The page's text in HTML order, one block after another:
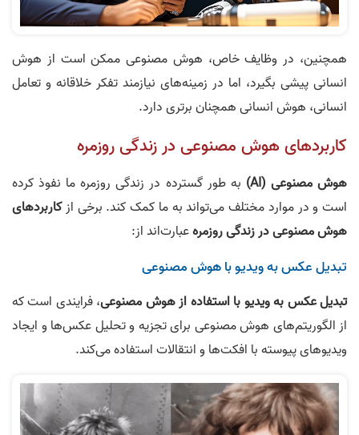
همچنین، در وظایف خاص، هوش مصنوعی ممکن است از هوش
انسانی پیشی بگیرد، اما در زمینه‌های نیازمند تفکر خلاقانه و تعامل
انسانی، هوش انسانی همچنان برتری دارد.
کاربردهای هوش مصنوعی در زندگی روزمره
هوش مصنوعی (AI)
به طور گسترده در زندگی روزمره ما نفوذ کرده
است و در موارد مختلف می‌تواند به ما کمک کند. برخی ازکاربردهای
هوش مصنوعی در زندگی روزمرهعبارت‌اند از:
تبدیل عکس به ویدیو با هوش مصنوعی
تبدیل عکس به ویدیو با استفاده از هوش مصنوعی، فرایندی است که
از الگوریتم‌های هوش مصنوعی برای تجزیه و تحلیل عکس‌ها و ایجاد
ویدیوهای پیوسته با افکت‌ها و انتقالات استفاده می‌کند.